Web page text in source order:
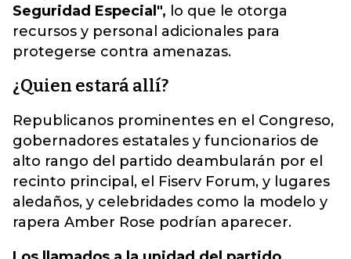
Seguridad Especial", lo que le otorga
recursos y personal adicionales para
protegerse contra amenazas.
¿Quien estará allí?
Republicanos prominentes en el Congreso,
gobernadores estatales y funcionarios de
alto rango del partido deambularán por el
recinto principal, el Fiserv Forum, y lugares
aledaños, y celebridades como la modelo y
rapera Amber Rose podrían aparecer.